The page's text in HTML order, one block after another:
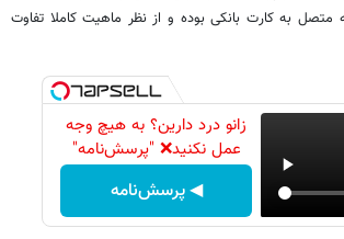
به کارت بانکی بوده و از نظر ماهیت کاملا تفاوت
زانو درد دارین؟ به هیچ وجه
عمل نکنید❌ "پرسش‌نامه"
◀ پرسش‌نامه